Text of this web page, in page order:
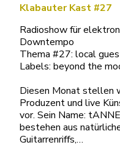
Klabauter Kast #27
Radioshow für
Downtempo
Thema #27: local
Labels: beyond the
Diesen Monat stellen
Produzent und live
vor. Sein Name:
bestehen aus
Guitarrenriffs,…